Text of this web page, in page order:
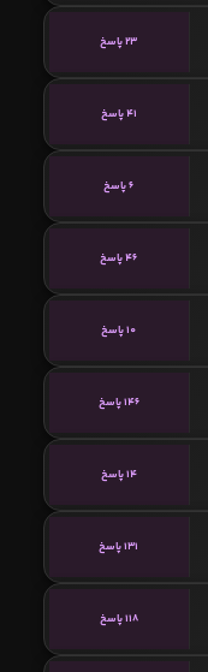
23 پاسخ
41 پاسخ
6 پاسخ
46 پاسخ
10 پاسخ
146 پاسخ
14 پاسخ
131 پاسخ
118 پاسخ